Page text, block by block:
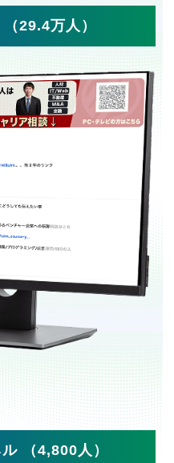
29.4万人）
（4,800人）